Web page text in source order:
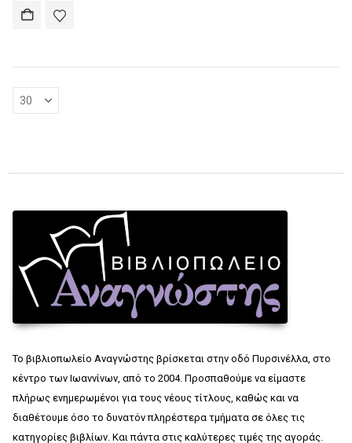
Το βιβλιοπωλείο Αναγνώστης βρίσκεται στην οδό Πυρσινέλλα, στο
κέντρο των Ιωαννίνων, από το 2004. Προσπαθούμε να είμαστε
πλήρως ενημερωμένοι για τους νέους τίτλους, καθώς και να
διαθέτουμε όσο το δυνατόν πληρέστερα τμήματα σε όλες τις
κατηγορίες βιβλίων. Και πάντα στις καλύτερες τιμές της αγοράς.